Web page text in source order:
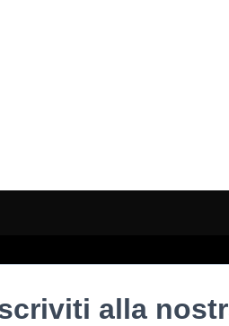
alla